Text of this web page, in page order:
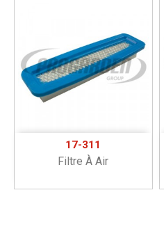
17-311
Filtre À Air